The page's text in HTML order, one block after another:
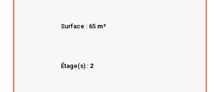
Surface : 65 m²
Étage(s) : 2